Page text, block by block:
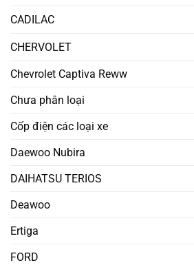
CADILAC
CHERVOLET
Chevrolet Captiva Reww
Chưa phân loại
Cốp điện các loại xe
Daewoo Nubira
DAIHATSU TERIOS
Deawoo
Ertiga
FORD